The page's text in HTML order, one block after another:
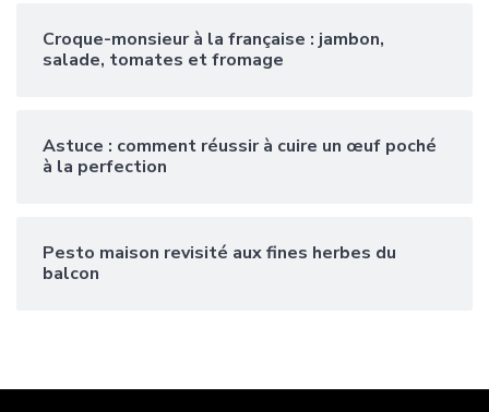
Croque-monsieur à la française : jambon,
salade, tomates et fromage
Astuce : comment réussir à cuire un œuf poché
à la perfection
Pesto maison revisité aux fines herbes du
balcon